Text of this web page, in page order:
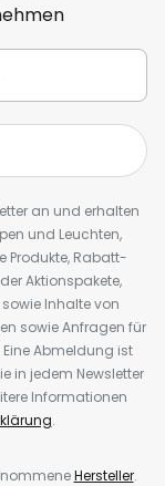
an und erhalten
und Leuchten,
Produkte, Rabatt-
Aktionspakete,
Inhalte von
sowie Anfragen für
Abmeldung ist
in jedem Newsletter
Informationen
.
Hersteller.